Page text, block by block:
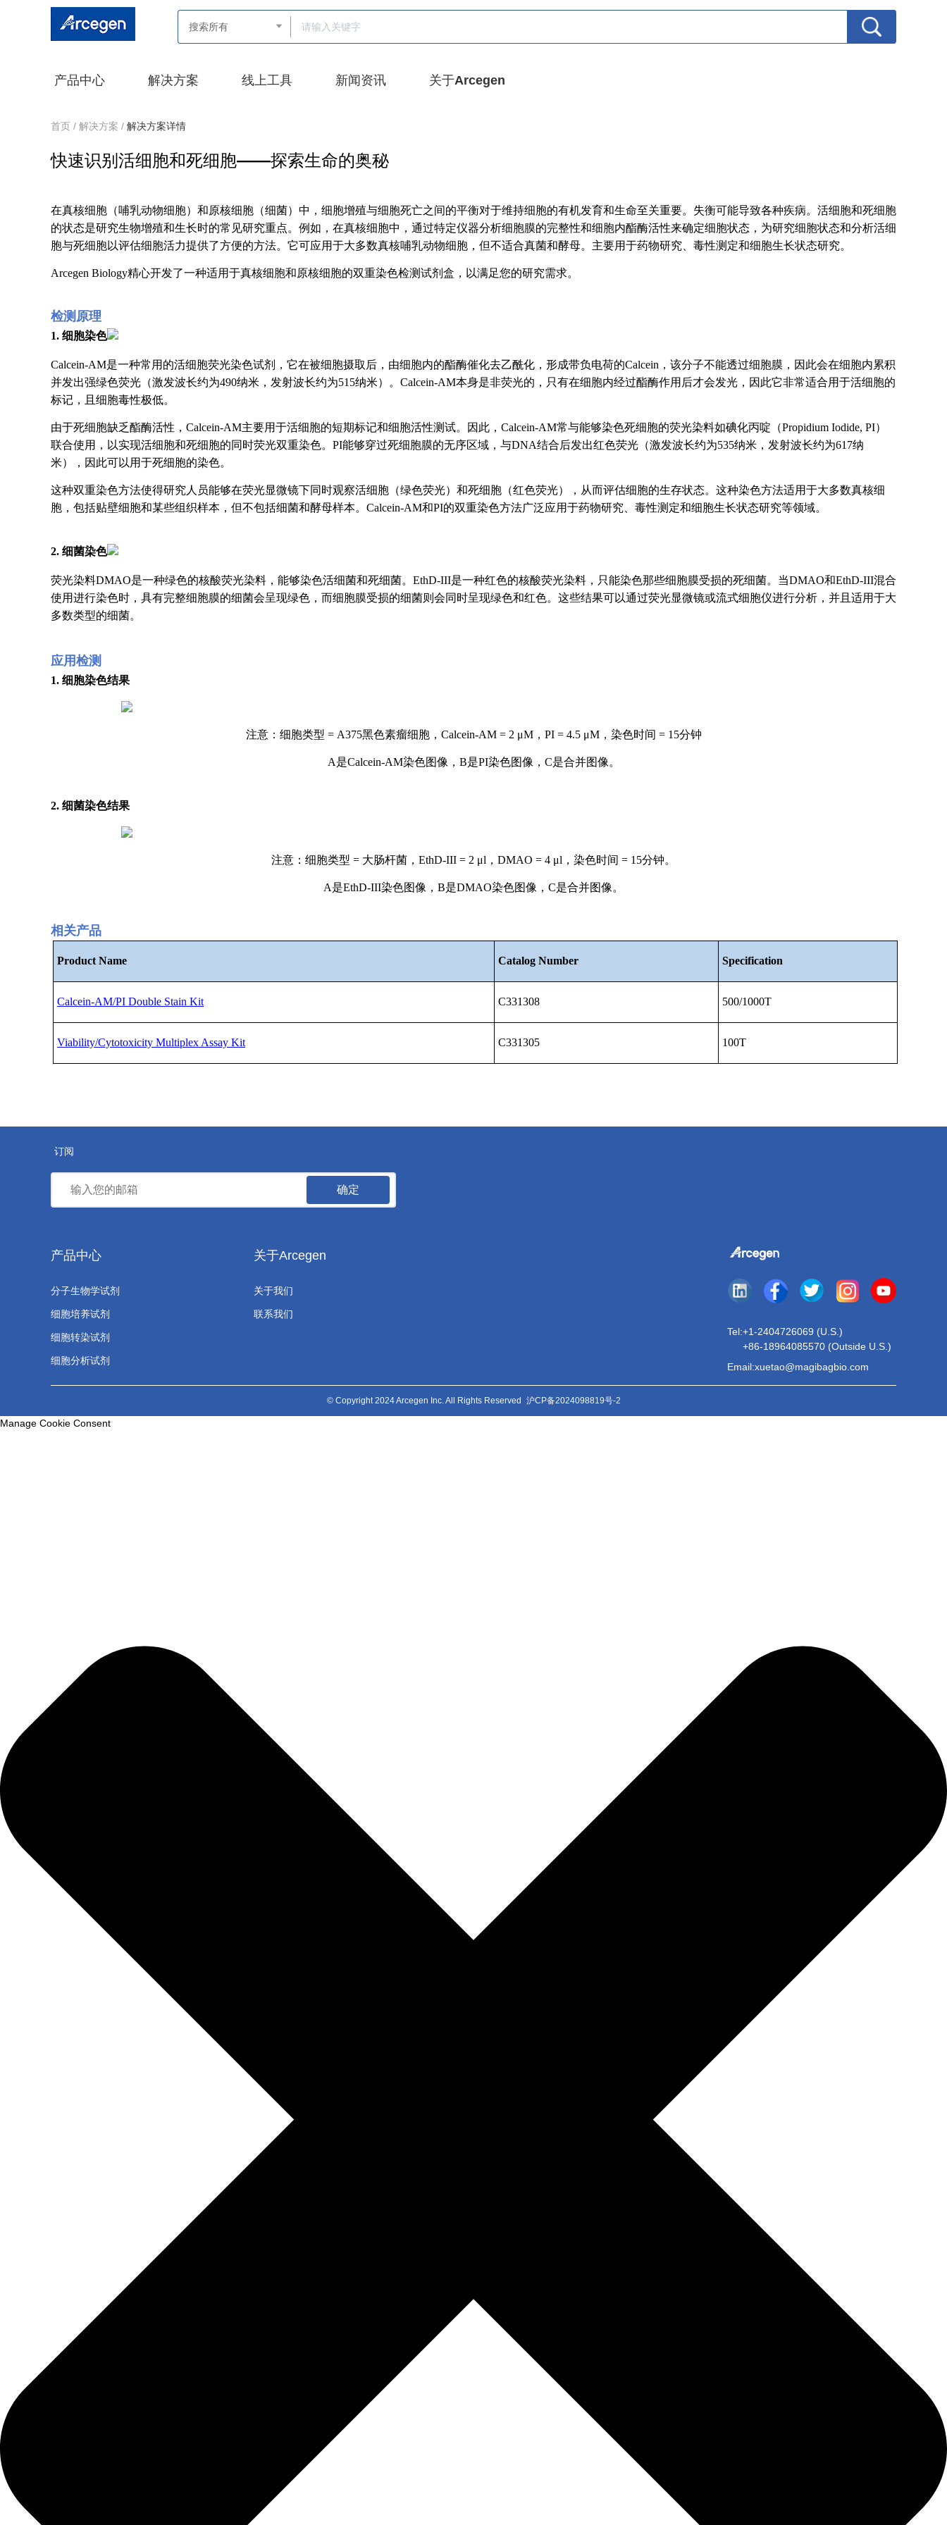
产品中心 解决方案 线上工具 新闻资讯 关于Arcegen
首页 / 解决方案 / 解决方案详情
快速识别活细胞和死细胞——探索生命的奥秘
在真核细胞（哺乳动物细胞）和原核细胞（细菌）中，细胞增殖与细胞死亡之间的平衡对于维持细胞的有机发育和生命至关重要。失衡可能导致各种疾病。活细胞和死细胞
的状态是研究生物增殖和生长时的常见研究重点。例如，在真核细胞中，通过特定仪器分析细胞膜的完整性和细胞内酯酶活性来确定细胞状态，为研究细胞状态和分析活细
胞与死细胞以评估细胞活力提供了方便的方法。它可应用于大多数真核哺乳动物细胞，但不适合真菌和酵母。主要用于药物研究、毒性测定和细胞生长状态研究。
Arcegen Biology精心开发了一种适用于真核细胞和原核细胞的双重染色检测试剂盒，以满足您的研究需求。
检测原理
1. 细胞染色
Calcein-AM是一种常用的活细胞荧光染色试剂，它在被细胞摄取后，由细胞内的酯酶催化去乙酰化，形成带负电荷的Calcein，该分子不能透过细胞膜，因此会在细胞内累积
并发出强绿色荧光（激发波长约为490纳米，发射波长约为515纳米）。Calcein-AM本身是非荧光的，只有在细胞内经过酯酶作用后才会发光，因此它非常适合用于活细胞的
标记，且细胞毒性极低。
由于死细胞缺乏酯酶活性，Calcein-AM主要用于活细胞的短期标记和细胞活性测试。因此，Calcein-AM常与能够染色死细胞的荧光染料如碘化丙啶（Propidium Iodide, PI）
联合使用，以实现活细胞和死细胞的同时荧光双重染色。PI能够穿过死细胞膜的无序区域，与DNA结合后发出红色荧光（激发波长约为535纳米，发射波长约为617纳
米），因此可以用于死细胞的染色。
这种双重染色方法使得研究人员能够在荧光显微镜下同时观察活细胞（绿色荧光）和死细胞（红色荧光），从而评估细胞的生存状态。这种染色方法适用于大多数真核细
胞，包括贴壁细胞和某些组织样本，但不包括细菌和酵母样本。Calcein-AM和PI的双重染色方法广泛应用于药物研究、毒性测定和细胞生长状态研究等领域。
2. 细菌染色
荧光染料DMAO是一种绿色的核酸荧光染料，能够染色活细菌和死细菌。EthD-III是一种红色的核酸荧光染料，只能染色那些细胞膜受损的死细菌。当DMAO和EthD-III混合
使用进行染色时，具有完整细胞膜的细菌会呈现绿色，而细胞膜受损的细菌则会同时呈现绿色和红色。这些结果可以通过荧光显微镜或流式细胞仪进行分析，并且适用于大
多数类型的细菌。
应用检测
1. 细胞染色结果
注意：细胞类型 = A375黑色素瘤细胞，Calcein-AM = 2 μM，PI = 4.5 μM，染色时间 = 15分钟
A是Calcein-AM染色图像，B是PI染色图像，C是合并图像。
2. 细菌染色结果
注意：细胞类型 = 大肠杆菌，EthD-III = 2 μl，DMAO = 4 μl，染色时间 = 15分钟。
A是EthD-III染色图像，B是DMAO染色图像，C是合并图像。
相关产品
Product Name Catalog Number Specification
Calcein-AM/PI Double Stain Kit C331308 500/1000T
Viability/Cytotoxicity Multiplex Assay Kit C331305 100T
订阅
确定
产品中心
分子生物学试剂
细胞培养试剂
细胞转染试剂
细胞分析试剂
关于Arcegen
关于我们
联系我们
Tel:+1-2404726069 (U.S.)
+86-18964085570 (Outside U.S.)
Email:xuetao@magibagbio.com
© Copyright 2024 Arcegen Inc. All Rights Reserved 沪CP备2024098819号-2
Manage Cookie Consent